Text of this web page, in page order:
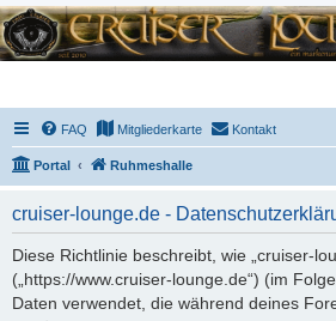
FAQ Mitgliederkarte Kontakt
Portal Ruhmeshalle
cruiser-lounge.de -
Diese Richtlinie beschreibt, wie „cruiser-
(„https://www.cruiser-lounge.de“) (im
Daten verwendet, die während deines